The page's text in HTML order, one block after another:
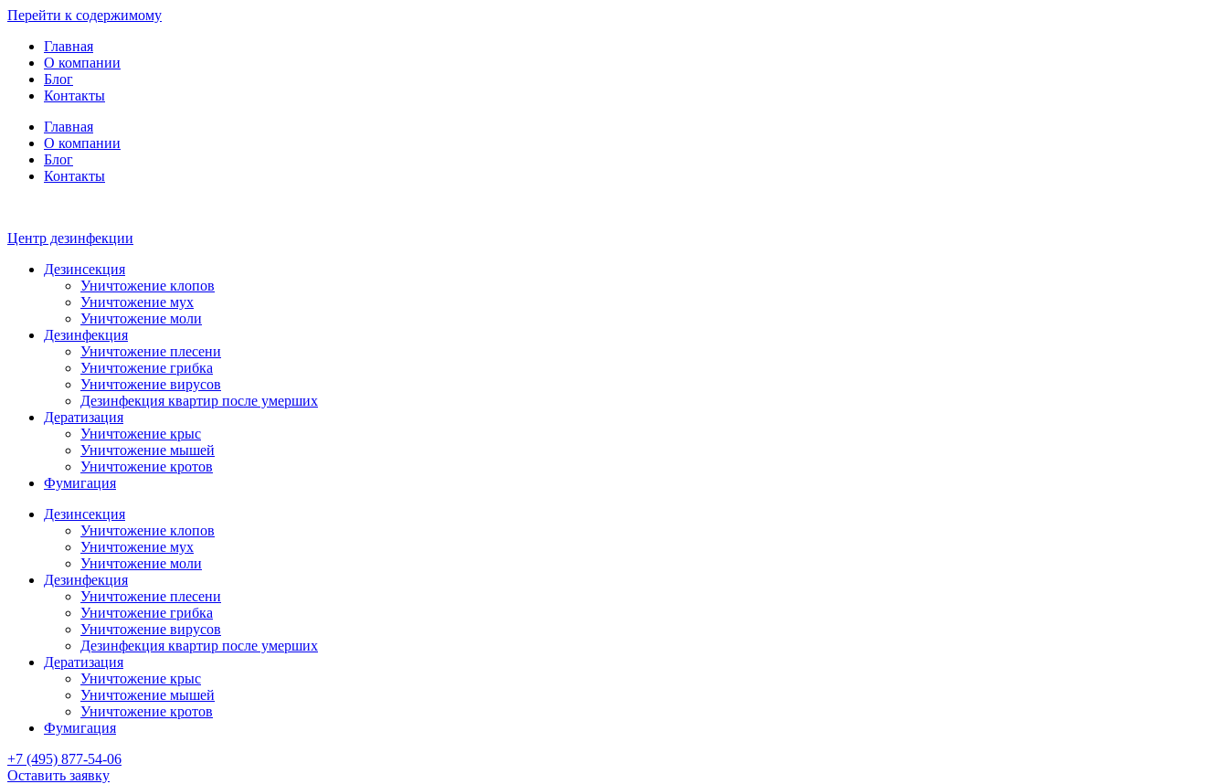
Перейти к содержимому
Главная
О компании
Блог
Контакты
Главная
О компании
Блог
Контакты
Центр дезинфекции
Дезинсекция
Уничтожение клопов
Уничтожение мух
Уничтожение моли
Дезинфекция
Уничтожение плесени
Уничтожение грибка
Уничтожение вирусов
Дезинфекция квартир после умерших
Дератизация
Уничтожение крыс
Уничтожение мышей
Уничтожение кротов
Фумигация
Дезинсекция
Уничтожение клопов
Уничтожение мух
Уничтожение моли
Дезинфекция
Уничтожение плесени
Уничтожение грибка
Уничтожение вирусов
Дезинфекция квартир после умерших
Дератизация
Уничтожение крыс
Уничтожение мышей
Уничтожение кротов
Фумигация
+7 (495) 877-54-06
Оставить заявку